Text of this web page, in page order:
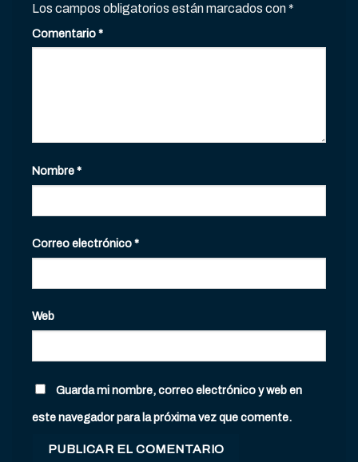
Los campos obligatorios están marcados con*
Comentario*
Nombre*
Correo electrónico*
Web
Guarda mi nombre, correo electrónico y web en
este navegador para la próxima vez que comente.